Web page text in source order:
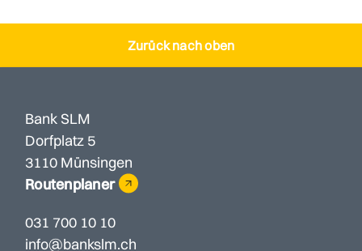
Zurück nach oben
Bank SLM
Dorfplatz 5
3110 Münsingen
Routenplaner
031 700 10 10
info@bankslm.ch